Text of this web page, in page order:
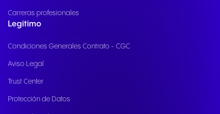
Carreras profesionales
Legitimo
Condiciones Generales Contrato - CGC
Aviso Legal
Trust Center
Protección de Datos